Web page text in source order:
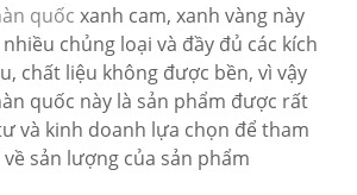
quốc xanh cam, xanh vàng này
chủng loại và đầy đủ các kích
chất liệu không được bền, vì vậy
quốc này là sản phẩm được rất
và kinh doanh lựa chọn để tham
sản lượng của sản phẩm